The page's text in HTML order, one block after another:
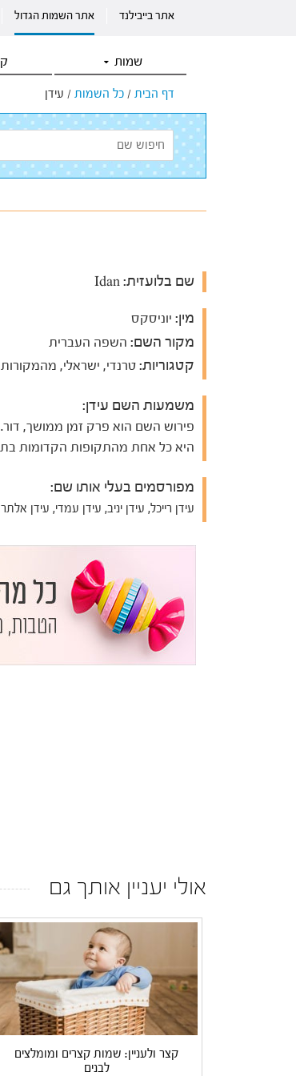
אתר בייבילנד אתר השמות הגדול
שמות
דף הבית / כל השמות / עידן
שם בלועזית:
מין: יוניסקס
מקור השם: השפה העברית
קטגוריות: טרנדי, ישראלי, מהמקורות
משמעות השם עידן:
פירוש השם הוא פרק זמן ממושך, דור.
היא כל אחת מהתקופות הקדומות
מפורסמים בעלי אותו שם:
עידן רייכל, עידן יניב, עידן עמדי, עידן
אולי יעניין אותך גם
קצר ולעניין: שמות קצרים ומומלצים
לבנים